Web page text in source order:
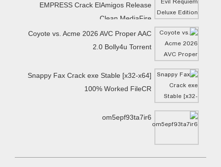
EMPRESS Crack ElAmigos Release
Clean MediaFire
Coyote vs. Acme 2026 AVC Proper AAC
2.0 Bolly4u Torrent
Snappy Fax Crack exe Stable [x32-x64]
100% Worked FileCR
om5epf93ta7ir6